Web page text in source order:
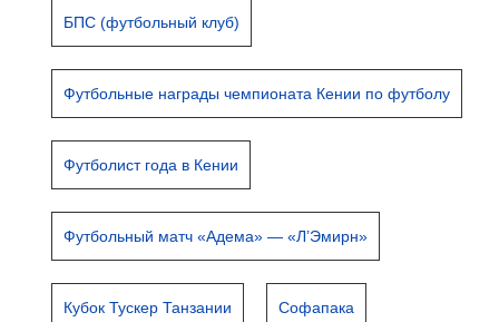
БПС (футбольный клуб)
Футбольные награды чемпионата Кении по футболу
Футболист года в Кении
Футбольный матч «Адема» — «Л’Эмирн»
Кубок Тускер Танзании Софапака